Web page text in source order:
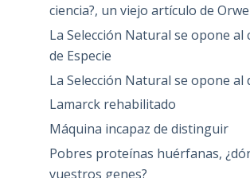
ciencia?, un viejo artículo de
La Selección Natural se opone al
de Especie
La Selección Natural se opone al
Lamarck rehabilitado
Máquina incapaz de distinguir
Pobres proteínas huérfanas,
vuestros genes?